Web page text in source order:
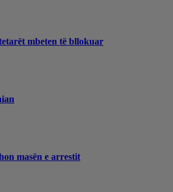
mbeten të bllokuar
masën e arrestit